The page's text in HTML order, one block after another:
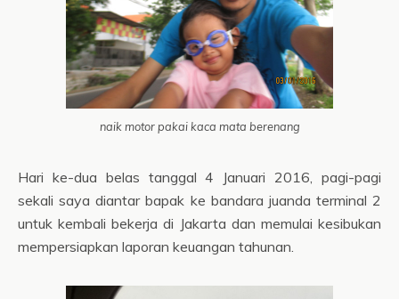
naik motor pakai kaca mata berenang
Hari ke-dua belas tanggal 4 Januari 2016, pagi-pagi
sekali saya diantar bapak ke bandara juanda terminal 2
untuk kembali bekerja di Jakarta dan memulai kesibukan
mempersiapkan laporan keuangan tahunan.